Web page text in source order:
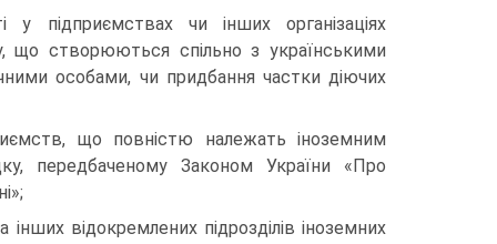
у підприємствах чи інших організаціях
що створюються спільно з українськими
особами, чи придбання частки діючих
що повністю належать іноземним
передбаченому Законом України «Про
інших відокремлених підрозділів іноземних